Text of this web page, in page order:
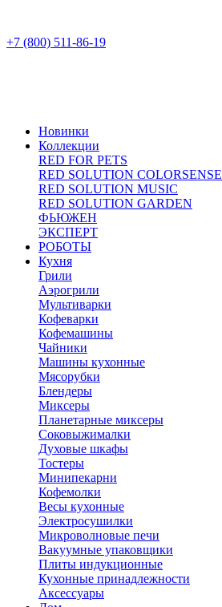
+7 (800) 511-86-19
Новинки
Коллекции
RED FOR PETS
RED SOLUTION COLORSENSE
RED SOLUTION MUSIC
RED SOLUTION GARDEN
ФЬЮЖЕН
ЭКСПЕРТ
РОБОТЫ
Кухня
Грили
Аэрогрили
Мультиварки
Кофеварки
Кофемашины
Чайники
Машины кухонные
Мясорубки
Блендеры
Миксеры
Планетарные миксеры
Соковыжималки
Духовые шкафы
Тостеры
Минипекарни
Кофемолки
Весы кухонные
Электросушилки
Микроволновые печи
Вакуумные упаковщики
Плиты индукционные
Кухонные принадлежности
Аксессуары